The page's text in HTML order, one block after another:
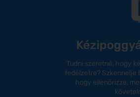
Tudni szeretné, hogy
fedélzetre? Szkennelje
hogy ellenőrizze,